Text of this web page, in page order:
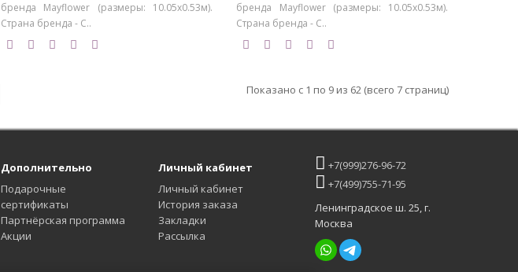
бренда Mayflower (размеры: 10.05х0.53м).
Страна бренда - С..
бренда Mayflower (размеры: 10.05х0.53м).
Страна бренда - С..
Показано с 1 по 9 из 62 (всего 7 страниц)
Дополнительно
Подарочные
сертификаты
Партнёрская программа
Акции
Личный кабинет
Личный кабинет
История заказа
Закладки
Рассылка
+7(999)276-96-72
+7(499)755-71-95
Ленинградское ш. 25, г.
Москва